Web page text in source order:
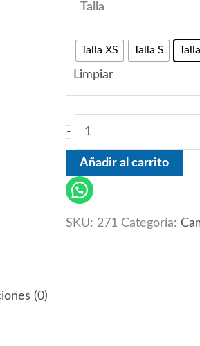
Talla
Talla XS Talla S
Limpiar
-
Añadir al carrito
SKU: 271 Categoría:
(0)